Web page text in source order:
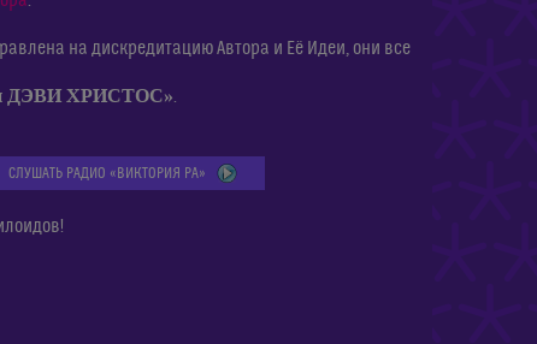
на дискредитацию Автора и Её Идеи, они все
ДЭВИ ХРИСТОС».
СЛУШАТЬ РАДИО «ВИКТОРИЯ РА»